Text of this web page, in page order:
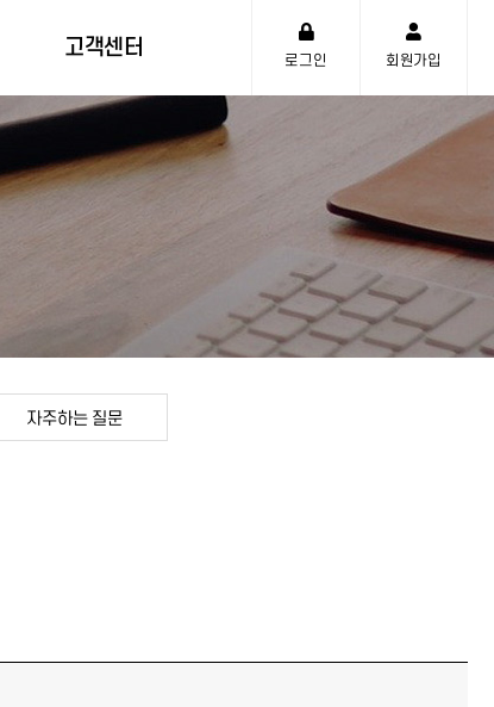
고객센터
기계렌탈관련 상담신청
설비매매관련 상담신청
로그인 회원가입
자주하는 질문